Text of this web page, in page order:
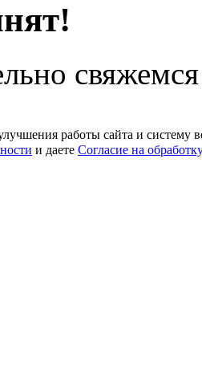
работы сайта и систему
и даете Согласие на